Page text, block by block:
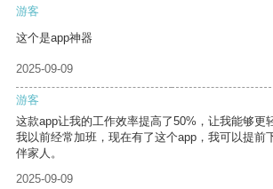
游客
这个是app神器
2025-09-09
游客
这款app让我的工作效率提高了50%，让我能够更
我以前经常加班，现在有了这个app，我可以提前
伴家人。
2025-09-09